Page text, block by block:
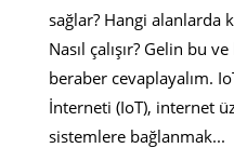
sağlar? Hangi alanlarda
Nasıl çalışır? Gelin bu
beraber cevaplayalım.
İnterneti (IoT), internet
sistemlere bağlanmak...